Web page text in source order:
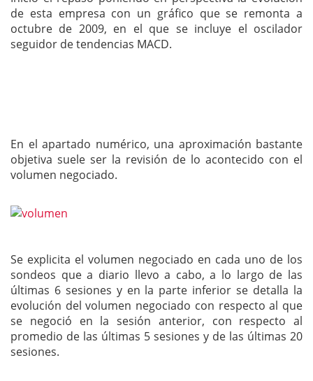
de esta empresa con un gráfico que se remonta a
octubre de 2009, en el que se incluye el oscilador
seguidor de tendencias MACD.
En el apartado numérico, una aproximación bastante
objetiva suele ser la revisión de lo acontecido con el
volumen negociado.
Se explicita el volumen negociado en cada uno de los
sondeos que a diario llevo a cabo, a lo largo de las
últimas 6 sesiones y en la parte inferior se detalla la
evolución del volumen negociado con respecto al que
se negoció en la sesión anterior, con respecto al
promedio de las últimas 5 sesiones y de las últimas 20
sesiones.